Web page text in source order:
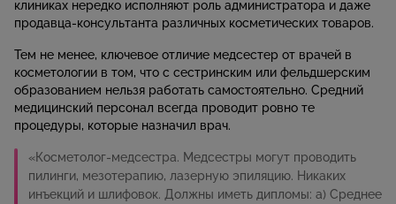
клиниках нередко исполняют роль администратора и даже
продавца-консультанта различных косметических товаров.
Тем не менее, ключевое отличие медсестер от врачей в
косметологии в том, что с сестринским или фельдшерским
образованием нельзя работать самостоятельно. Средний
медицинский персонал всегда проводит ровно те
процедуры, которые назначил врач.
«Косметолог-медсестра. Медсестры могут проводить
пилинги, мезотерапию, лазерную эпиляцию. Никаких
инъекций и шлифовок. Должны иметь дипломы: a) Среднее